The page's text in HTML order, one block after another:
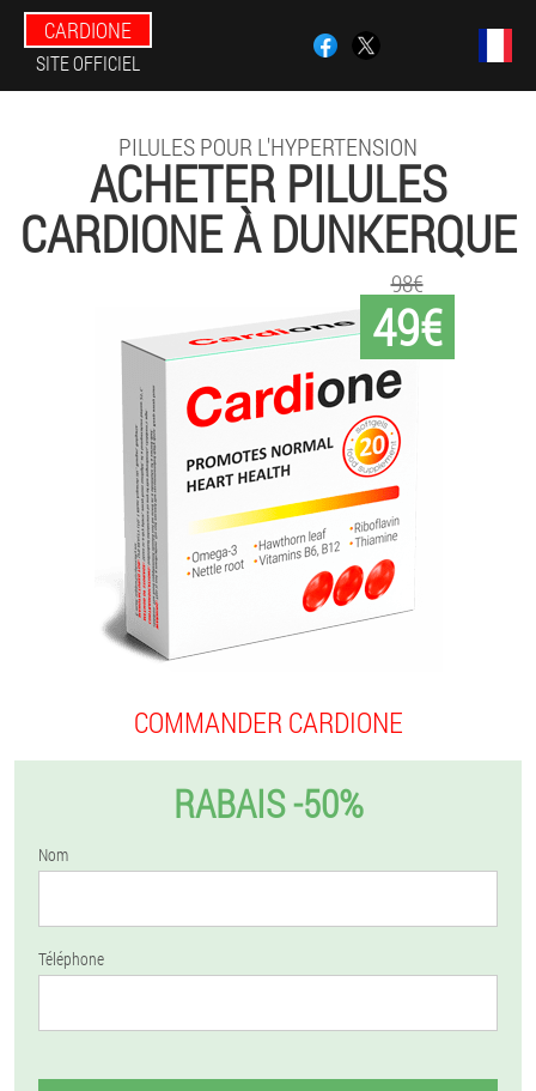
CARDIONE
SITE OFFICIEL
PILULES POUR L'HYPERTENSION
ACHETER PILULES
CARDIONE À DUNKERQUE
49€
98€
COMMANDER CARDIONE
RABAIS -50%
Nom
Téléphone